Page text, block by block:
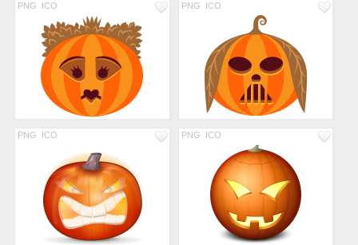
PNG ICO PNG ICO
PNG ICO PNG ICO